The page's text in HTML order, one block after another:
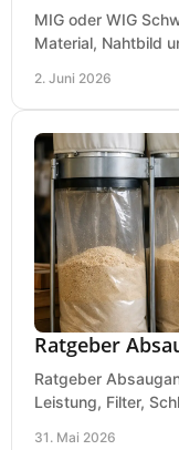
MIG oder WIG
Material, Nahtbild
2. Juni 2026
Ratgeber
Ratgeber
Leistung, Filter,
31. Mai 2026